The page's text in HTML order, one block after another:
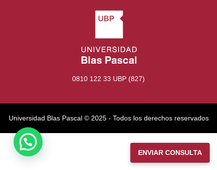
0810 122 33 UBP (827)
Universidad Blas Pascal ©️ 2025 - Todos los derechos reservados
ENVIAR CONSULTA